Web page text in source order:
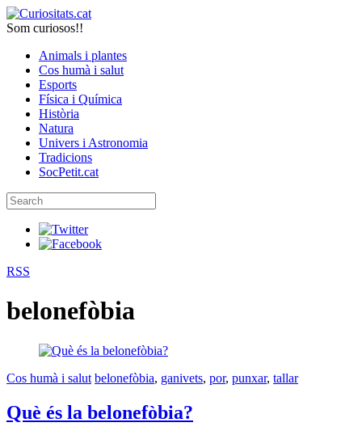
Som curiosos!!
Animals i plantes
Cos humà i salut
Esports
Física i Química
Història
Natura
Univers i Astronomia
Tradicions
SocPetit.cat
RSS
belonefòbia
Cos humà i salut belonefòbia, ganivets, por, punxar, tallar
Què és la belonefòbia?